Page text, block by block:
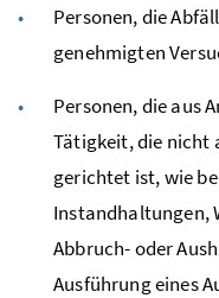
Personen, die
genehmigten
Personen, die aus
Tätigkeit, die nicht
gerichtet ist, wie
Instandhaltungen,
Abbruch- oder
Ausführung eines